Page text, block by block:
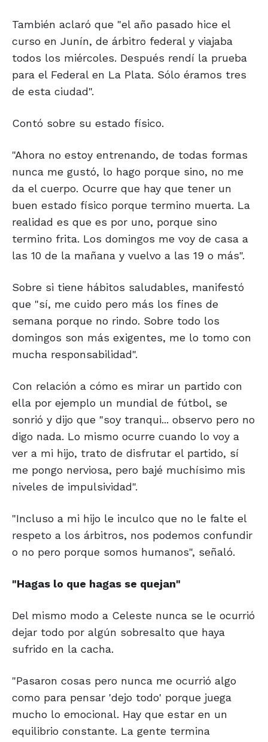
También aclaró que "el año pasado hice el
curso en Junín, de árbitro federal y viajaba
todos los miércoles. Después rendí la prueba
para el Federal en La Plata. Sólo éramos tres
de esta ciudad".
Contó sobre su estado físico.
"Ahora no estoy entrenando, de todas formas
nunca me gustó, lo hago porque sino, no me
da el cuerpo. Ocurre que hay que tener un
buen estado físico porque termino muerta. La
realidad es que es por uno, porque sino
termino frita. Los domingos me voy de casa a
las 10 de la mañana y vuelvo a las 19 o más".
Sobre si tiene hábitos saludables, manifestó
que "sí, me cuido pero más los fines de
semana porque no rindo. Sobre todo los
domingos son más exigentes, me lo tomo con
mucha responsabilidad".
Con relación a cómo es mirar un partido con
ella por ejemplo un mundial de fútbol, se
sonrió y dijo que "soy tranqui... observo pero no
digo nada. Lo mismo ocurre cuando lo voy a
ver a mi hijo, trato de disfrutar el partido, sí
me pongo nerviosa, pero bajé muchísimo mis
niveles de impulsividad".
"Incluso a mi hijo le inculco que no le falte el
respeto a los árbitros, nos podemos confundir
o no pero porque somos humanos", señaló.
"Hagas lo que hagas se quejan"
Del mismo modo a Celeste nunca se le ocurrió
dejar todo por algún sobresalto que haya
sufrido en la cacha.
"Pasaron cosas pero nunca me ocurrió algo
como para pensar 'dejo todo' porque juega
mucho lo emocional. Hay que estar en un
equilibrio constante. La gente termina